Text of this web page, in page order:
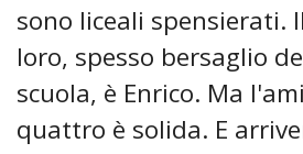
sono liceali spensierati.
loro, spesso bersaglio
scuola, è Enrico. Ma
quattro è solida. E